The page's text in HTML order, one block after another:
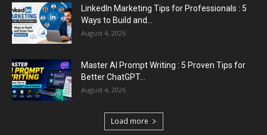
LinkedIn Marketing Tips for Professionals : 5
Ways to Build and...
August 4, 2026
Master AI Prompt Writing : 5 Proven Tips for
Better ChatGPT...
August 4, 2026
Load more